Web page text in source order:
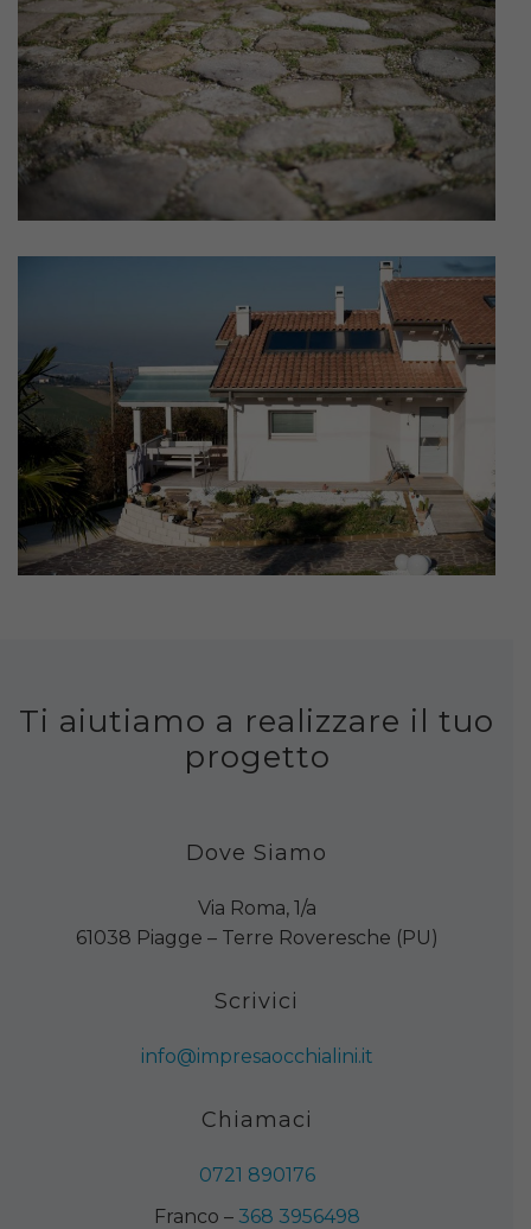
Ti aiutiamo a realizzare il tuo
progetto
Dove Siamo
Via Roma, 1/a
61038 Piagge – Terre Roveresche (PU)
Scrivici
info@impresaocchialini.it
Chiamaci
0721 890176
Franco – 368 3956498